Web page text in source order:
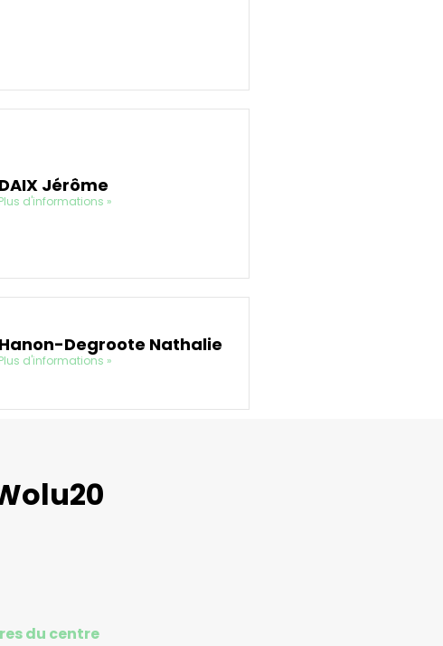
DAIX Jérôme
Plus d'informations »
Hanon-Degroote Nathalie
Plus d'informations »
du centre